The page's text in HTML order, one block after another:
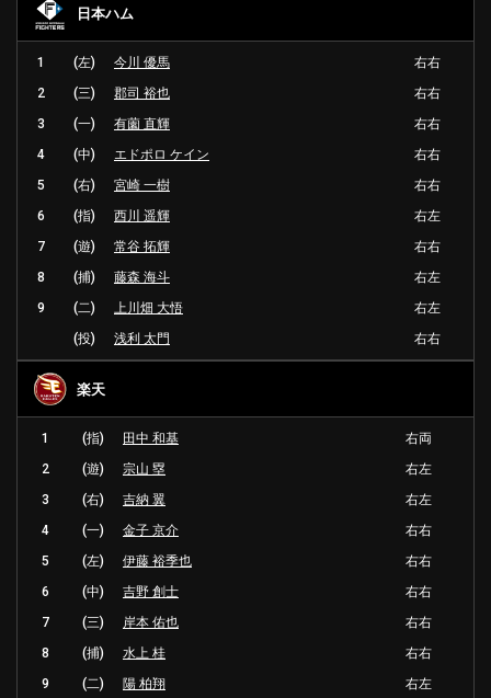
日本ハム
1 (左) 今川 優馬
右右
2
(三) 郡司 裕也
右右
3
(一) 有薗 直輝
右右
4
(中) エドポロ ケイン
右右
5
(右) 宮崎 一樹
右右
6
(指) 西川 遥輝
右左
7
(遊) 常谷 拓輝
右右
8
(捕) 藤森 海斗
右左
9
(二) 上川畑 大悟
右左
(投)
浅利 太門 右右
楽天
1 (指) 田中 和基
右両
2
(遊) 宗山 塁
右左
3
(右) 吉納 翼
右左
4
(一) 金子 京介
右右
5
(左) 伊藤 裕季也
右右
6
(中) 吉野 創士
右右
7
(三) 岸本 佑也
右右
8
(捕) 水上 桂
右右
9
(二) 陽 柏翔
右左